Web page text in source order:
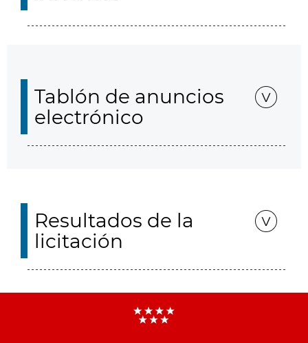
Tablón de anuncios
electrónico
Resultados de la
licitación